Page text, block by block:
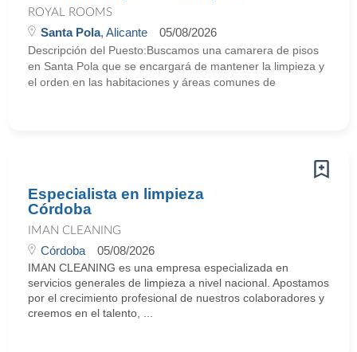
ROYAL ROOMS
Santa Pola, Alicante 05/08/2026
Descripción del Puesto:Buscamos una camarera de pisos
en Santa Pola que se encargará de mantener la limpieza y
el orden en las habitaciones y áreas comunes de
Especialista en limpieza
Córdoba
IMAN CLEANING
Córdoba 05/08/2026
IMAN CLEANING es una empresa especializada en
servicios generales de limpieza a nivel nacional. Apostamos
por el crecimiento profesional de nuestros colaboradores y
creemos en el talento, ...